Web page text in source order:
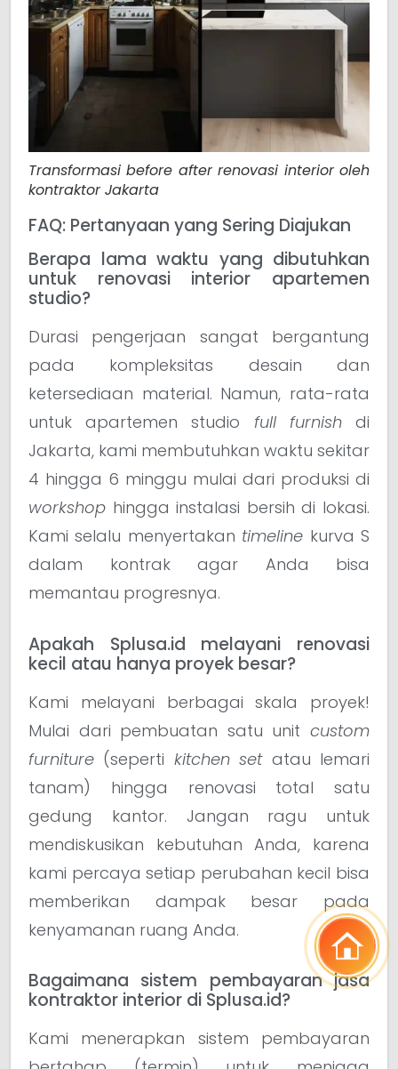
Transformasi before after renovasi interior oleh
kontraktor Jakarta
FAQ: Pertanyaan yang Sering Diajukan
Berapa lama waktu yang dibutuhkan
untuk renovasi interior apartemen
studio?
Durasi pengerjaan sangat bergantung
pada kompleksitas desain dan
ketersediaan material. Namun, rata-rata
untuk apartemen studio full furnishdi
Jakarta, kami membutuhkan waktu sekitar
4 hingga 6 minggu mulai dari produksi di
workshop hingga instalasi bersih di lokasi.
Kami selalu menyertakan timeline kurva S
dalam kontrak agar Anda bisa
memantau progresnya.
Apakah Splusa.id melayani renovasi
kecil atau hanya proyek besar?
Kami melayani berbagai skala proyek!
Mulai dari pembuatan satu unit custom
furniture (seperti kitchen setatau lemari
tanam) hingga renovasi total satu
gedung kantor. Jangan ragu untuk
mendiskusikan kebutuhan Anda, karena
kami percaya setiap perubahan kecil bisa
memberikan dampak besar pada
kenyamanan ruang Anda.
Bagaimana sistem pembayaran jasa
kontraktor interior di Splusa.id?
Kami menerapkan sistem pembayaran